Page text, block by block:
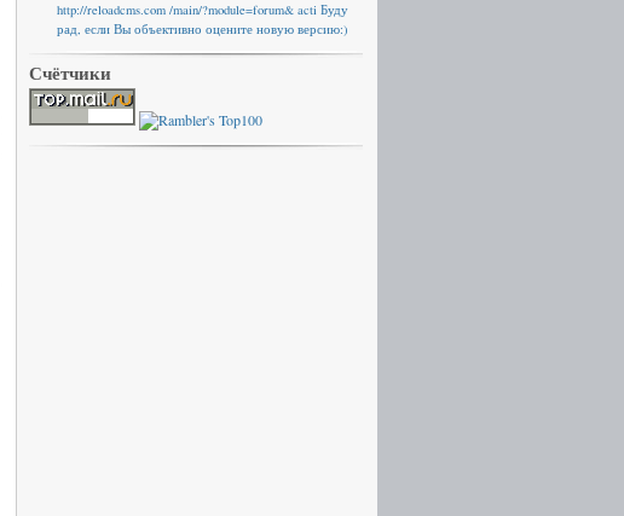
http://reloadcms.com /main/?module=forum& acti Буду
рад, если Вы объективно оцените новую версию:)
Счётчики